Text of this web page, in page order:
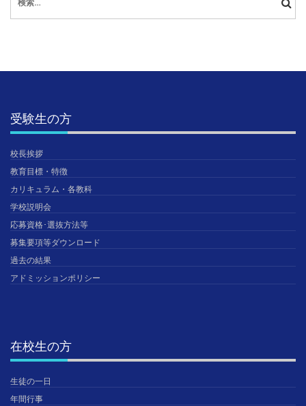
索:
受験生の方
校長挨拶
教育目標・特徴
カリキュラム・各教科
学校説明会
応募資格･選抜方法等
募集要項等ダウンロード
過去の結果
アドミッションポリシー
在校生の方
生徒の一日
年間行事